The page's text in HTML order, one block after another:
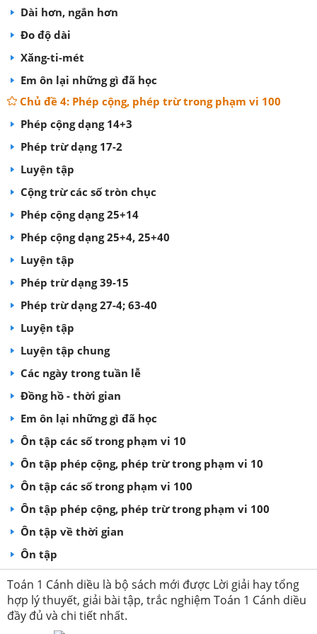
Dài hơn, ngắn hơn
Đo độ dài
Xăng-ti-mét
Em ôn lại những gì đã học
Chủ đề 4: Phép cộng, phép trừ trong phạm vi 100
Phép cộng dạng 14+3
Phép trừ dạng 17-2
Luyện tập
Cộng trừ các số tròn chục
Phép cộng dạng 25+14
Phép cộng dạng 25+4, 25+40
Luyện tập
Phép trừ dạng 39-15
Phép trừ dạng 27-4; 63-40
Luyện tập
Luyện tập chung
Các ngày trong tuần lễ
Đồng hồ - thời gian
Em ôn lại những gì đã học
Ôn tập các số trong phạm vi 10
Ôn tập phép cộng, phép trừ trong phạm vi 10
Ôn tập các số trong phạm vi 100
Ôn tập phép cộng, phép trừ trong phạm vi 100
Ôn tập về thời gian
Ôn tập
Toán 1 Cánh diều là bộ sách mới được Lời giải hay tổng
hợp lý thuyết, giải bài tập, trắc nghiệm Toán 1 Cánh diều
đầy đủ và chi tiết nhất.